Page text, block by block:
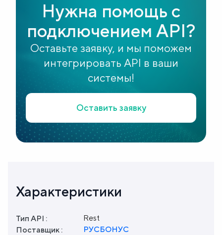
Нужна помощь с
подключением API?
Оставьте заявку, и мы поможем
интегрировать API в ваши
системы!
Оставить заявку
Характеристики
Тип API :
Rest
Поставщик :
РУСБОНУС